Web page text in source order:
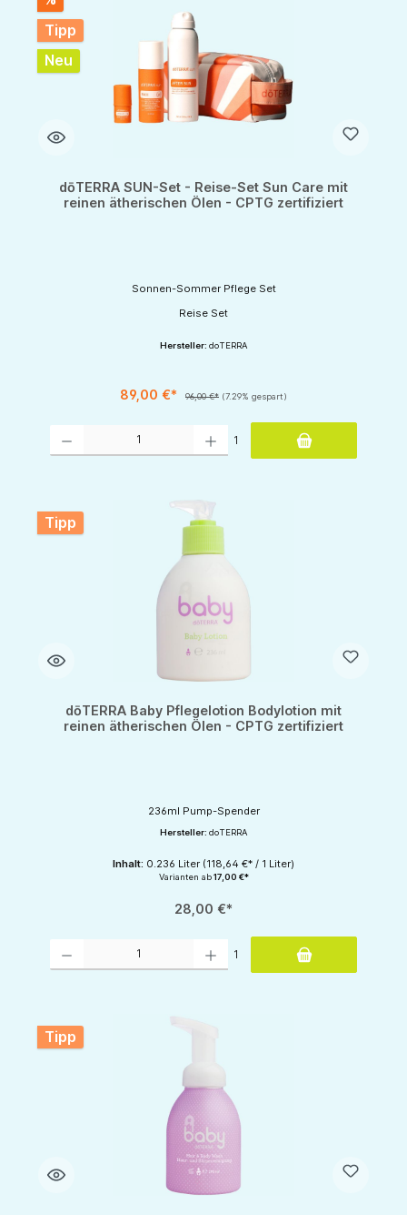
Tipp
Neu
dōTERRA SUN-Set - Reise-Set Sun Care mit
reinen ätherischen Ölen - CPTG zertifiziert
Sonnen-Sommer Pflege Set
Reise Set
Hersteller: doTERRA
89,00 €* 96,00 €* (7.29% gespart)
1
Tipp
dōTERRA Baby Pflegelotion Bodylotion mit
reinen ätherischen Ölen - CPTG zertifiziert
236ml Pump-Spender
Hersteller: doTERRA
Inhalt: 0.236 Liter (118,64 €* / 1 Liter)
Varianten ab17,00 €*
28,00 €*
1
Tipp